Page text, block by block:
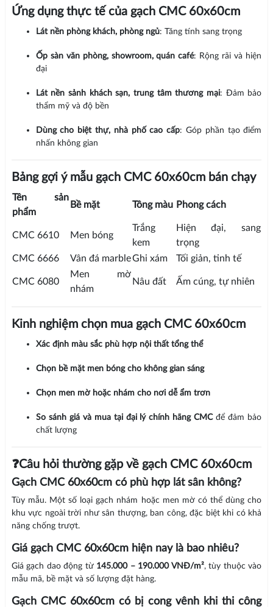
Ứng dụng thực tế của gạch CMC 60x60cm
Lát nền phòng khách, phòng ngủ: Tăng tính sang trọng
Ốp sàn văn phòng, showroom, quán café: Rộng rãi và hiện
đại
Lát nền sảnh khách sạn, trung tâm thương mại: Đảm bảo
thẩm mỹ và độ bền
Dùng cho biệt thự, nhà phố cao cấp: Góp phần tạo điểm
nhấn không gian
Bảng gợi ý mẫu gạch CMC 60x60cm bán chạy
Tên sản
phẩm
Bề mặt Tông màu Phong cách
CMC 6610 Men bóng
Trắng
kem
Hiện đại, sang
trọng
CMC 6666
Vân đá marbleGhi xám Tối giản, tinh tế
CMC 6080
Men mờ
nhám
Nâu đất Ấm cúng, tự nhiên
Kinh nghiệm chọn mua gạch CMC 60x60cm
Xác định màu sắc phù hợp nội thất tổng thể
Chọn bề mặt men bóng cho không gian sáng
Chọn men mờ hoặc nhám cho nơi dễ ẩm trơn
So sánh giá và mua tại đại lý chính hãng CMCđể đảm bảo
chất lượng
❓Câu hỏi thường gặp về gạch CMC 60x60cm
Gạch CMC 60x60cm có phù hợp lát sân không?
Tùy mẫu. Một số loại gạch nhám hoặc men mờ có thể dùng cho
khu vực ngoài trời như sân thượng, ban công, đặc biệt khi có khả
năng chống trượt.
Giá gạch CMC 60x60cm hiện nay là bao nhiêu?
Giá gạch dao động từ 145.000 – 190.000 VNĐ/m², tùy thuộc vào
mẫu mã, bề mặt và số lượng đặt hàng.
Gạch CMC 60x60cm có bị cong vênh khi thi công